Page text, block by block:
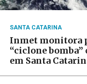
SANTA CATARINA
Inmet monitora
“ciclone
em Santa